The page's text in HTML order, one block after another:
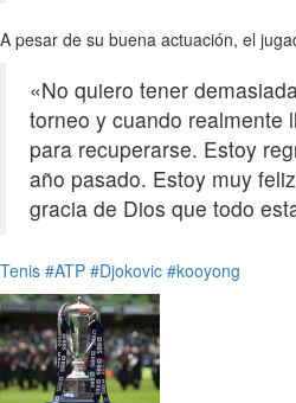
A pesar de su buena actuación, el
«No quiero tener
torneo y cuando realmente
para recuperarse. Estoy
año pasado. Estoy muy
gracia de Dios que todo
Tenis #ATP #Djokovic #kooyong